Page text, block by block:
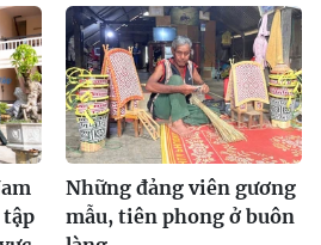
Những đảng viên gương
mẫu, tiên phong ở buôn